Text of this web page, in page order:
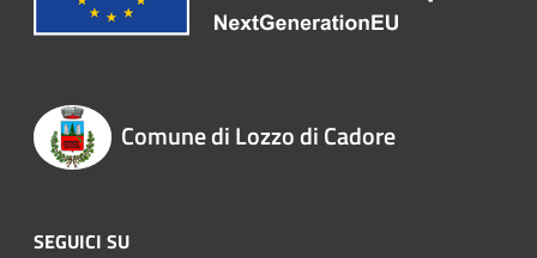
Comune di Lozzo di Cadore
SEGUICI SU